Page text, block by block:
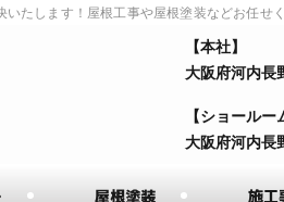
たします！屋根工事や屋根塗装などお任せ
屋根塗装 施工
【本社】
⼤阪府河内⻑
【ショールー
⼤阪府河内⻑